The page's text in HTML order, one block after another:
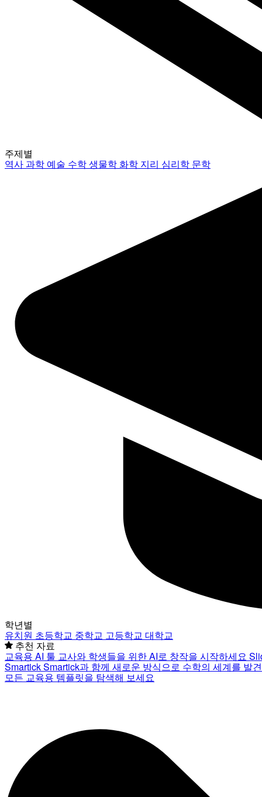
주제별
역사과학 예술 수학생물학 화학 지리 심리학 문학
학년별
유치원 초등학교 중학교 고등학교 대학교
추천 자료
교육용 AI 툴 교사와 학생들을 위한 AI로 창작을 시작하세요
SmartickSmartick과 함께 새로운 방식으로 수학의 세계를 발
모든 교육용 템플릿을 탐색해 보세요